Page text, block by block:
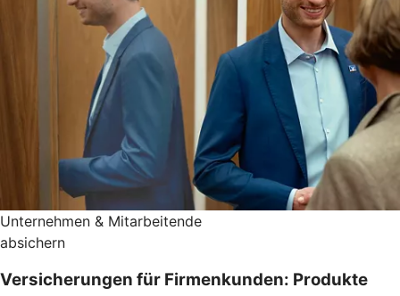
Unternehmen & Mitarbeitende
absichern
Versicherungen für Firmenkunden: Produkte